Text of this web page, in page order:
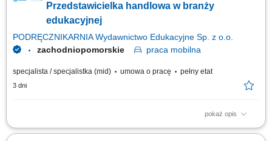
Przedstawicielka handlowa w branży
edukacyjnej
PODRĘCZNIKARNIA Wydawnictwo Edukacyjne Sp. z o.o.
zachodniopomorskie
praca mobilna
specjalista / specjalistka (mid) umowa o pracę pełny etat
3 dni
pokaż opis
Opis stanowiska: Aktywne pozyskiwanie klientów instytucjonalnych i